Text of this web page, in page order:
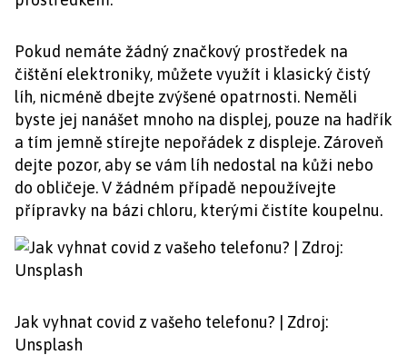
Pokud nemáte žádný značkový prostředek na
čištění elektroniky, můžete využít i klasický čistý
líh, nicméně dbejte zvýšené opatrnosti. Neměli
byste jej nanášet mnoho na displej, pouze na hadřík
a tím jemně stírejte nepořádek z displeje. Zároveň
dejte pozor, aby se vám líh nedostal na kůži nebo
do obličeje. V žádném případě nepoužívejte
přípravky na bázi chloru, kterými čistíte koupelnu.
Jak vyhnat covid z vašeho telefonu? | Zdroj:
Unsplash